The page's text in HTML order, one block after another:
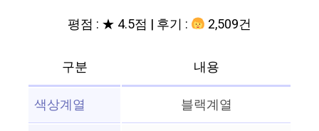
평점 : ★ 4.5점 | 후기 : 2,509건
구분
내용
색상계열
블랙계열